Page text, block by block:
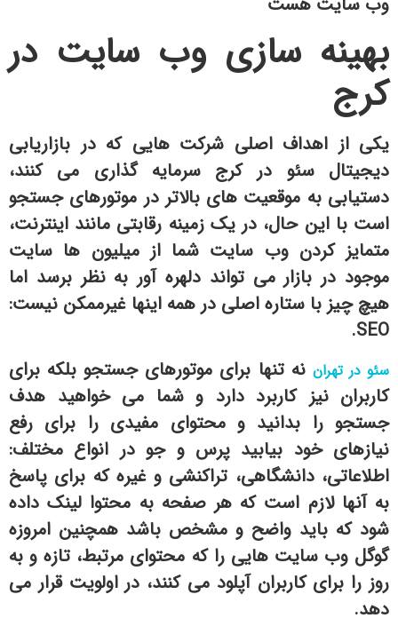
بهینه سازی وب سایت در
کرج
یکی از اهداف اصلی شرکت هایی که در بازاریابی
دیجیتال سئو در کرج سرمایه گذاری می کنند،
دستیابی به موقعیت های بالاتر در موتورهای جستجو
است با این حال، در یک زمینه رقابتی مانند اینترنت،
متمایز کردن وب سایت شما از میلیون ها سایت
موجود در بازار می تواند دلهره آور به نظر برسد اما
هیچ چیز با ستاره اصلی در همه اینها غیرممکن نیست:
SEO
.
سئو در تهران نه تنها برای موتورهای جستجو بلکه برای
کاربران نیز کاربرد دارد و شما می خواهید هدف
جستجو را بدانید و محتوای مفیدی را برای رفع
نیازهای خود بیابید پرس و جو در انواع مختلف:
اطلاعاتی، دانشگاهی، تراکنشی و غیره که برای پاسخ
به آنها لازم است که هر صفحه به محتوا لینک داده
شود که باید واضح و مشخص باشد همچنین امروزه
گوگل وب سایت هایی را که محتوای مرتبط، تازه و به
روز را برای کاربران آپلود می کنند، در اولویت قرار می
دهد.